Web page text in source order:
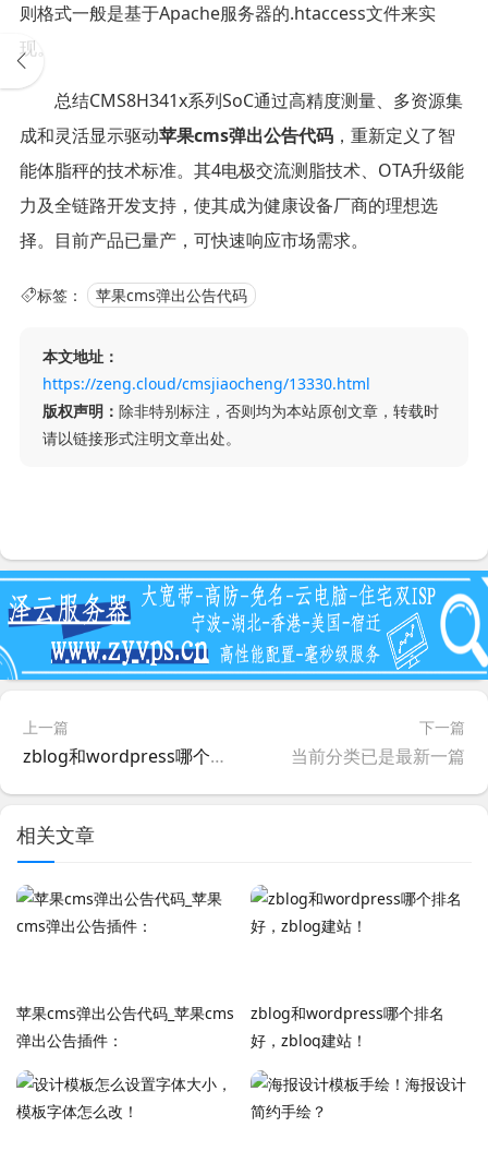
则格式一般是基于Apache服务器的.htaccess文件来实
现。
总结CMS8H341x系列SoC通过高精度测量、多资源集
成和灵活显示驱动苹果cms弹出公告代码，重新定义了智
能体脂秤的技术标准。其4电极交流测脂技术、OTA升级能
力及全链路开发支持，使其成为健康设备厂商的理想选
择。目前产品已量产，可快速响应市场需求。
标签： 苹果cms弹出公告代码
本文地址：
https://zeng.cloud/cmsjiaocheng/13330.html
版权声明： 除非特别标注，否则均为本站原创文章，转载时
请以链接形式注明文章出处。
上一篇
zblog和wordpress哪个排名好，zblog建站！
下一篇
当前分类已是最新一篇
相关文章
苹果cms弹出公告代码_苹果cms
弹出公告插件：
zblog和wordpress哪个排名
好，zblog建站！